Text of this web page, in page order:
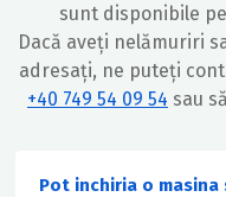
sunt disponibile
Dacă aveți nelămuriri
adresați, ne puteți
+40 749 54 09 54 sau
Pot inchiria o masina